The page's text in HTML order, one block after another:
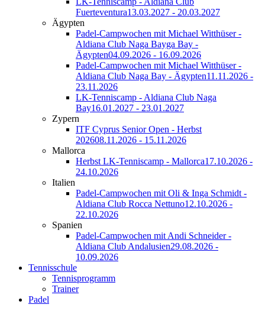
Fuerteventura13.03.2027 - 20.03.2027
Ägypten
Padel-Campwochen mit Michael Witthüser -
Aldiana Club Naga Bayga Bay -
Ägypten04.09.2026 - 16.09.2026
Padel-Campwochen mit Michael Witthüser -
Aldiana Club Naga Bay - Ägypten11.11.2026 -
23.11.2026
LK-Tenniscamp - Aldiana Club Naga
Bay16.01.2027 - 23.01.2027
Zypern
ITF Cyprus Senior Open - Herbst
202608.11.2026 - 15.11.2026
Mallorca
Herbst LK-Tenniscamp - Mallorca17.10.2026 -
24.10.2026
Italien
Padel-Campwochen mit Oli & Inga Schmidt -
Aldiana Club Rocca Nettuno12.10.2026 -
22.10.2026
Spanien
Padel-Campwochen mit Andi Schneider -
Aldiana Club Andalusien29.08.2026 -
10.09.2026
Tennisschule
Tennisprogramm
Trainer
Padel